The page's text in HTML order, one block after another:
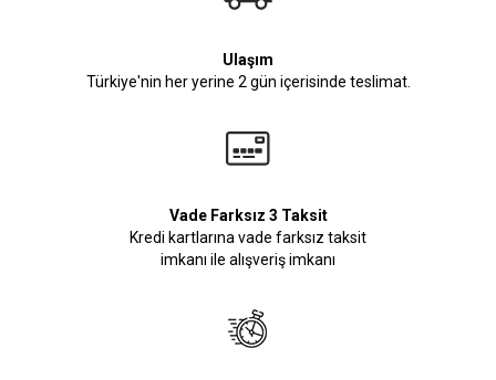
Ulaşım
Türkiye'nin her yerine 2 gün içerisinde teslimat.
Vade Farksız 3 Taksit
Kredi kartlarına vade farksız taksit
imkanı ile alışveriş imkanı